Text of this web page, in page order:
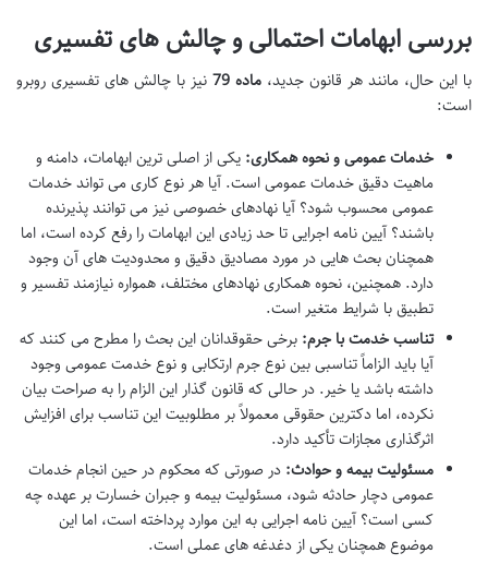
بررسی ابهامات احتمالی و چالش های تفسیری
با این حال، مانند هر قانون جدید، ماده 79
نیز با چالش های تفسیری روبرو
است:
خدمات عمومی و نحوه همکاری: یکی از اصلی ترین ابهامات، دامنه و
ماهیت دقیق خدمات عمومی است. آیا هر نوع کاری می تواند خدمات
عمومی محسوب شود؟ آیا نهادهای خصوصی نیز می توانند پذیرنده
باشند؟ آیین نامه اجرایی تا حد زیادی این ابهامات را رفع کرده است، اما
همچنان بحث هایی در مورد مصادیق دقیق و محدودیت های آن وجود
دارد. همچنین، نحوه همکاری نهادهای مختلف، همواره نیازمند تفسیر و
تطبیق با شرایط متغیر است.
تناسب خدمت با جرم: برخی حقوقدانان این بحث را مطرح می کنند که
آیا باید الزاماً تناسبی بین نوع جرم ارتکابی و نوع خدمت عمومی وجود
داشته باشد یا خیر. در حالی که قانون گذار این الزام را به صراحت بیان
نکرده، اما دکترین حقوقی معمولاً بر مطلوبیت این تناسب برای افزایش
اثرگذاری مجازات تأکید دارد.
مسئولیت بیمه و حوادث: در صورتی که محکوم در حین انجام خدمات
عمومی دچار حادثه شود، مسئولیت بیمه و جبران خسارت بر عهده چه
کسی است؟ آیین نامه اجرایی به این موارد پرداخته است، اما این
موضوع همچنان یکی از دغدغه های عملی است.